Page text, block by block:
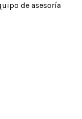
de asesoría